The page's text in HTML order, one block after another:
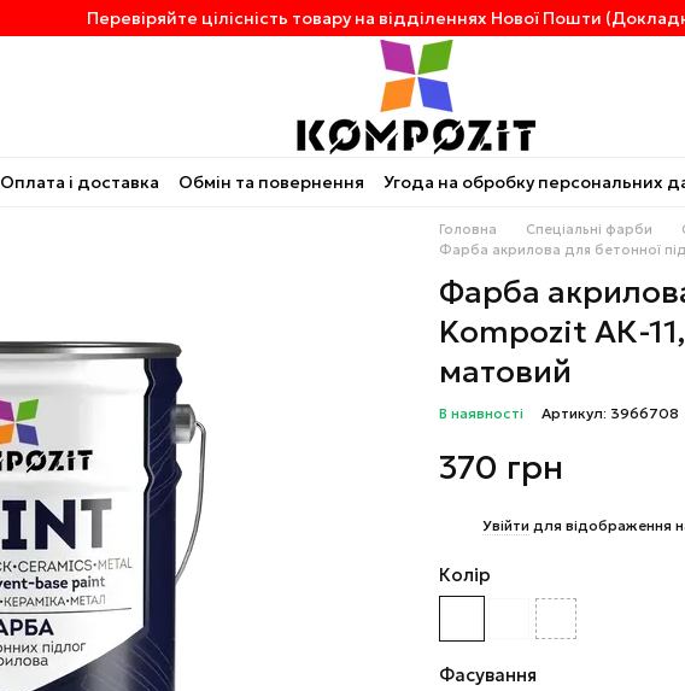
Перевіряйте цілісність товару на відділеннях Нової Пошти
Оплата і доставка Обмін та повернення Угода на обробку персональних
Головна Спеціальні фарби
Фарба акрилова для бетонної
Фарба
Kompozit АК-
матовий
В наявності Артикул: 3966708
370 грн
Увійти для відображення
Колір
Фасування